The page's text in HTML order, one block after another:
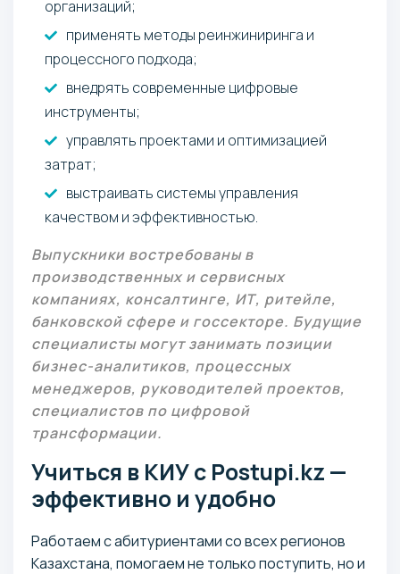
организаций;
применять методы реинжиниринга и
процессного подхода;
внедрять современные цифровые
инструменты;
управлять проектами и оптимизацией
затрат;
выстраивать системы управления
качеством и эффективностью.
Выпускники востребованы в
производственных и сервисных
компаниях, консалтинге, ИТ, ритейле,
банковской сфере и госсекторе. Будущие
специалисты могут занимать позиции
бизнес-аналитиков, процессных
менеджеров, руководителей проектов,
специалистов по цифровой
трансформации.
Учиться в КИУ с Postupi.kz —
эффективно и удобно
Работаем с абитуриентами со всех регионов
Казахстана, помогаем не только поступить, но и